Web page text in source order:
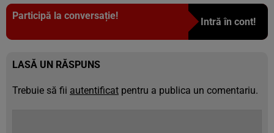
Participă la conversație!
Intră în cont!
LASĂ UN RĂSPUNS
Trebuie să fii autentificat pentru a publica un comentariu.